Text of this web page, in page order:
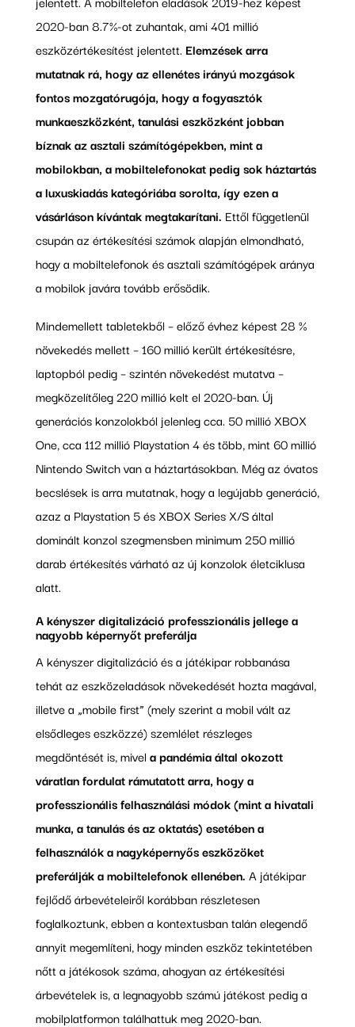
2020-ban 8.7%-ot zuhantak, ami 401 millió
eszközértékesítést jelentett. Elemzések arra
mutatnak rá, hogy az ellenétes irányú mozgások
fontos mozgatórugója, hogy a fogyasztók
munkaeszközként, tanulási eszközként jobban
bíznak az asztali számítógépekben, mint a
mobilokban, a mobiltelefonokat pedig sok háztartás
a luxuskiadás kategóriába sorolta, így ezen a
vásárláson kívántak megtakarítani. Ettől függetlenül
csupán az értékesítési számok alapján elmondható,
hogy a mobiltelefonok és asztali számítógépek aránya
a mobilok javára tovább erősödik.
Mindemellett tabletekből – előző évhez képest 28 %
növekedés mellett – 160 millió került értékesítésre,
laptopból pedig – szintén növekedést mutatva –
megközelítőleg 220 millió kelt el 2020-ban. Új
generációs konzolokból jelenleg cca. 50 millió XBOX
One, cca 112 millió Playstation 4 és több, mint 60 millió
Nintendo Switch van a háztartásokban. Még az óvatos
becslések is arra mutatnak, hogy a legújabb generáció,
azaz a Playstation 5 és XBOX Series X/S által
dominált konzol szegmensben minimum 250 millió
darab értékesítés várható az új konzolok életciklusa
alatt.
A kényszer digitalizáció professzionális jellege a
nagyobb képernyőt preferálja
A kényszer digitalizáció és a játékipar robbanása
tehát az eszközeladások növekedését hozta magával,
illetve a „mobile first” (mely szerint a mobil vált az
elsődleges eszközzé) szemlélet részleges
megdöntését is, mivel a pandémia által okozott
váratlan fordulat rámutatott arra, hogy a
professzionális felhasználási módok (mint a hivatali
munka, a tanulás és az oktatás) esetében a
felhasználók a nagyképernyős eszközöket
preferálják a mobiltelefonok ellenében. A játékipar
fejlődő árbevételeiről korábban részletesen
foglalkoztunk, ebben a kontextusban talán elegendő
annyit megemlíteni, hogy minden eszköz tekintetében
nőtt a játékosok száma, ahogyan az értékesítési
árbevételek is, a legnagyobb számú játékost pedig a
mobilplatformon találhattuk meg 2020-ban.